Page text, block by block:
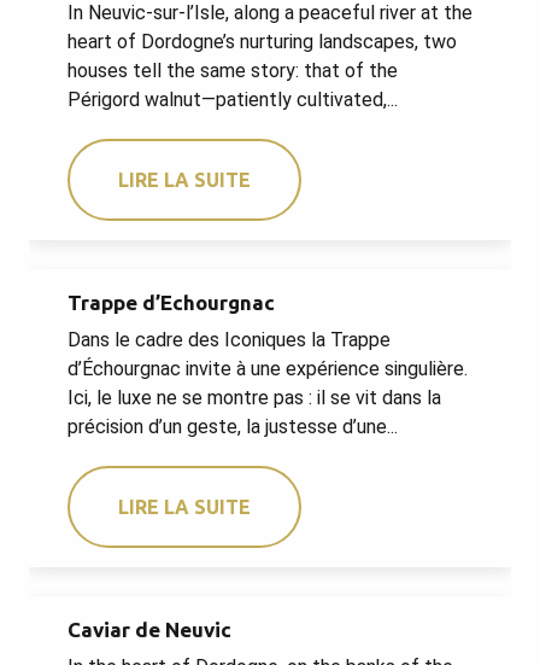
In Neuvic-sur-l’Isle, along a peaceful river at the
heart of Dordogne’s nurturing landscapes, two
houses tell the same story: that of the
Périgord walnut—patiently cultivated,...
LIRE LA SUITE
Trappe d’Echourgnac
Dans le cadre des Iconiques la Trappe
d’Échourgnac invite à une expérience singulière.
Ici, le luxe ne se montre pas : il se vit dans la
précision d’un geste, la justesse d’une...
LIRE LA SUITE
Caviar de Neuvic